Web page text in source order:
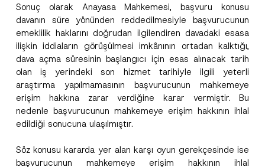
Sonuç olarak Anayasa Mahkemesi, başvuru konusu
davanın süre yönünden reddedilmesiyle başvurucunun
emeklilik haklarını doğrudan ilgilendiren davadaki esasa
ilişkin iddiaların görüşülmesi imkânının ortadan kalktığı,
dava açma süresinin başlangıcı için esas alınacak tarih
olan iş yerindeki son hizmet tarihiyle ilgili yeterli
araştırma yapılmamasının başvurucunun mahkemeye
erişim hakkına zarar verdiğine karar vermiştir. Bu
nedenle başvurucunun mahkemeye erişim hakkının ihlal
edildiği sonucuna ulaşılmıştır.
Söz konusu kararda yer alan karşı oyun gerekçesinde ise
başvurucunun mahkemeye erişim hakkının ihlal
N
t
i
e
*
o
v
e
*
işlenmesine izin veriyorum.
GÖNDER